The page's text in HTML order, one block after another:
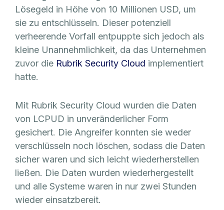
Lösegeld in Höhe von 10 Millionen USD, um
sie zu entschlüsseln. Dieser potenziell
verheerende Vorfall entpuppte sich jedoch als
kleine Unannehmlichkeit, da das Unternehmen
zuvor die Rubrik Security Cloud implementiert
hatte.
Mit Rubrik Security Cloud wurden die Daten
von LCPUD in unveränderlicher Form
gesichert. Die Angreifer konnten sie weder
verschlüsseln noch löschen, sodass die Daten
sicher waren und sich leicht wiederherstellen
ließen. Die Daten wurden wiederhergestellt
und alle Systeme waren in nur zwei Stunden
wieder einsatzbereit.